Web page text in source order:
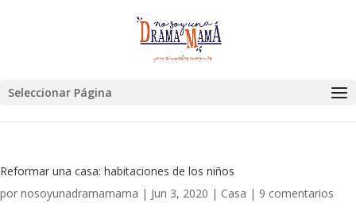
Seleccionar Página
Reformar una casa: habitaciones de los niños
por nosoyunadramamama | Jun 3, 2020 | Casa | 9 comentarios